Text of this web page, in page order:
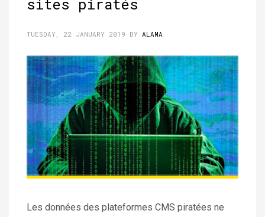
sites piratés
TUESDAY, 22 JANUARY 2019 BY ALAMA
Les données des plateformes CMS piratées ne